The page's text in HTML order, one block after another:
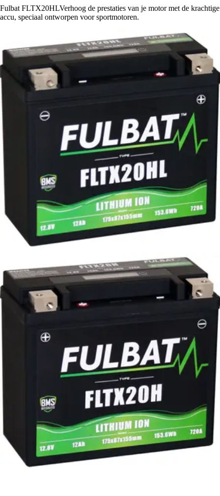
Fulbat FLTX20HLVerhoog de prestaties van je motor met de krachtige
accu, speciaal ontworpen voor sportmotoren.